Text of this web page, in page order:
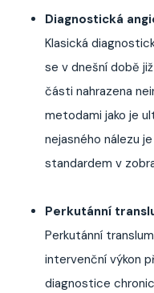
Diagnostická
Klasická
se v dnešní době
části nahrazena
metodami jako je
nejasného nálezu
standardem v
Perkutánní
Perkutánní
intervenční výkon
diagnostice